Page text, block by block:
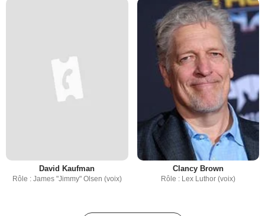
David Kaufman
Rôle : James "Jimmy" Olsen (voix)
Clancy Brown
Rôle : Lex Luthor (voix)